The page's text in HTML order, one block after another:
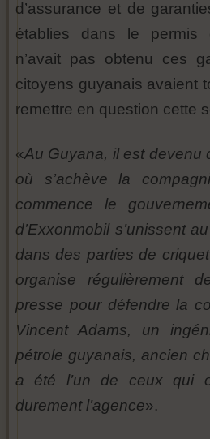
d’assurance et de
établies dans le permis
n’avait pas obtenu ces
citoyens guyanais avaient
remettre en question cette
«Au Guyana, il est devenu
où s’achève la
commence le
d’Exxonmobil s’unissent
dans des parties de
organise régulièrement
presse pour défendre la
Vincent Adams, un
pétrole guyanais, ancien
a été l’un de ceux qui
durement l’agence».